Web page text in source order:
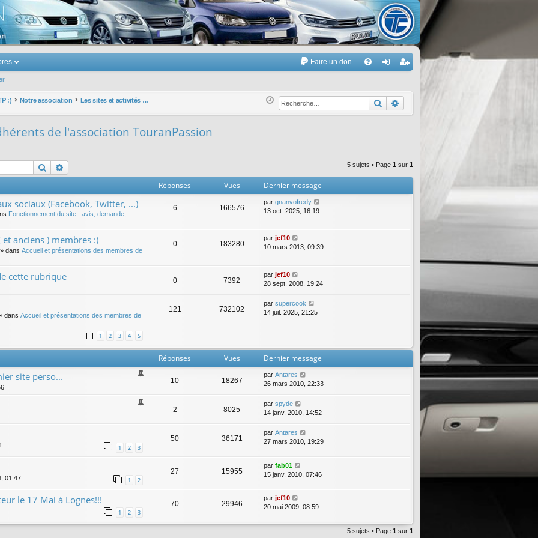
Touran
Faire un don
Q ne
xi
nr
eg
r
:) Notre association Les sites et activités des Adhérents de l'association TouranPassion Rechercher
de l'association TouranPassion
Rechercher 5 sujets • Page 1 sur 1
Réponses Vues Dernier message
sociaux (Facebook, Twitter, ...)
Fonctionnement du site : avis, demande,
6 166576
par gnanvofredy
13 oct. 2025, 16:19
anciens ) membres :)
» dans Accueil et présentations des membres de
0 183280
par jef10
10 mars 2013, 09:39
cette rubrique 0 7392
par jef10
28 sept. 2008, 19:24
dans Accueil et présentations des membres de
1 2 3 4 5
121 732102
par supercook
14 juil. 2025, 21:25
Réponses Vues Dernier message
site perso... 10 18267
par Antares
26 mars 2010, 22:33
2 8025
par spyde
14 janv. 2010, 14:52
1 2 3
50 36171
par Antares
27 mars 2010, 19:29
01:47 1 2
27 15955
par fab01
15 janv. 2010, 07:46
le 17 Mai à Lognes!!!
1 2 3
70 29946
par jef10
20 mai 2009, 08:59
5 sujets • Page 1 sur 1